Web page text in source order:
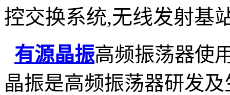
控交换系统,无线发射基
有源晶振高频振荡器使
晶振是高频振荡器研发